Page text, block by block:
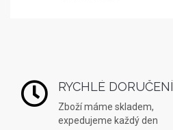
RYCHLÉ DORUČENÍ
Zboží máme skladem,
expedujeme každý den